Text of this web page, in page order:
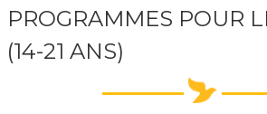
PROGRAMMES POUR
(14-21 ANS)